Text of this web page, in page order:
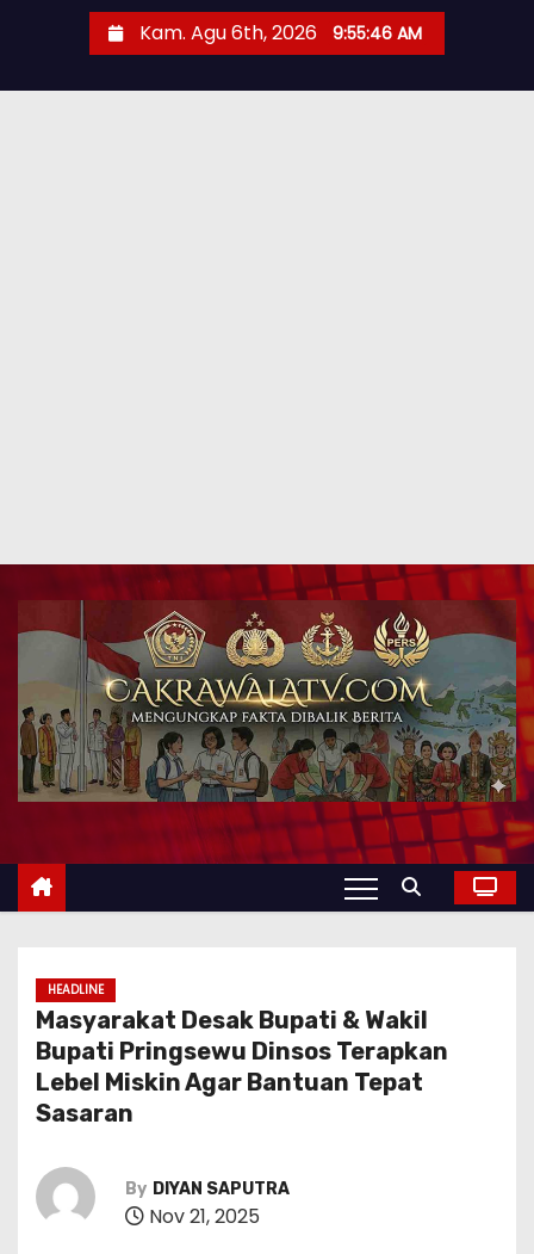
Kam. Agu 6th, 2026 9:55:47 AM
HEADLINE
Masyarakat Desak Bupati & Wakil
Bupati Pringsewu Dinsos Terapkan
Lebel Miskin Agar Bantuan Tepat
Sasaran
By DIYAN SAPUTRA
Nov 21, 2025